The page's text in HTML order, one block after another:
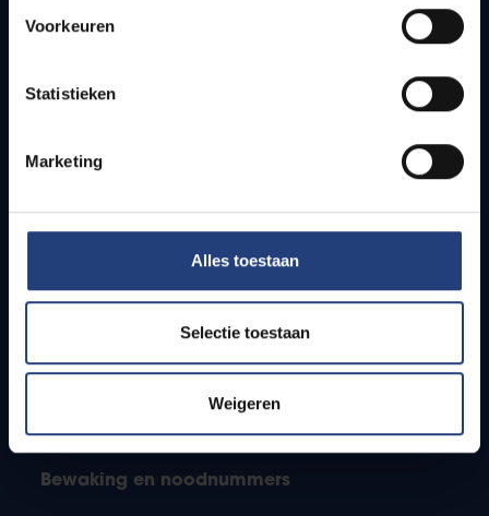
Voorkeuren
Statistieken
Marketing
Alles toestaan
Selectie toestaan
Weigeren
Bereikbaarheid
Studenten
PhD-studenten
Leerkrachten en secundaire scholen
Bewaking en noodnummers